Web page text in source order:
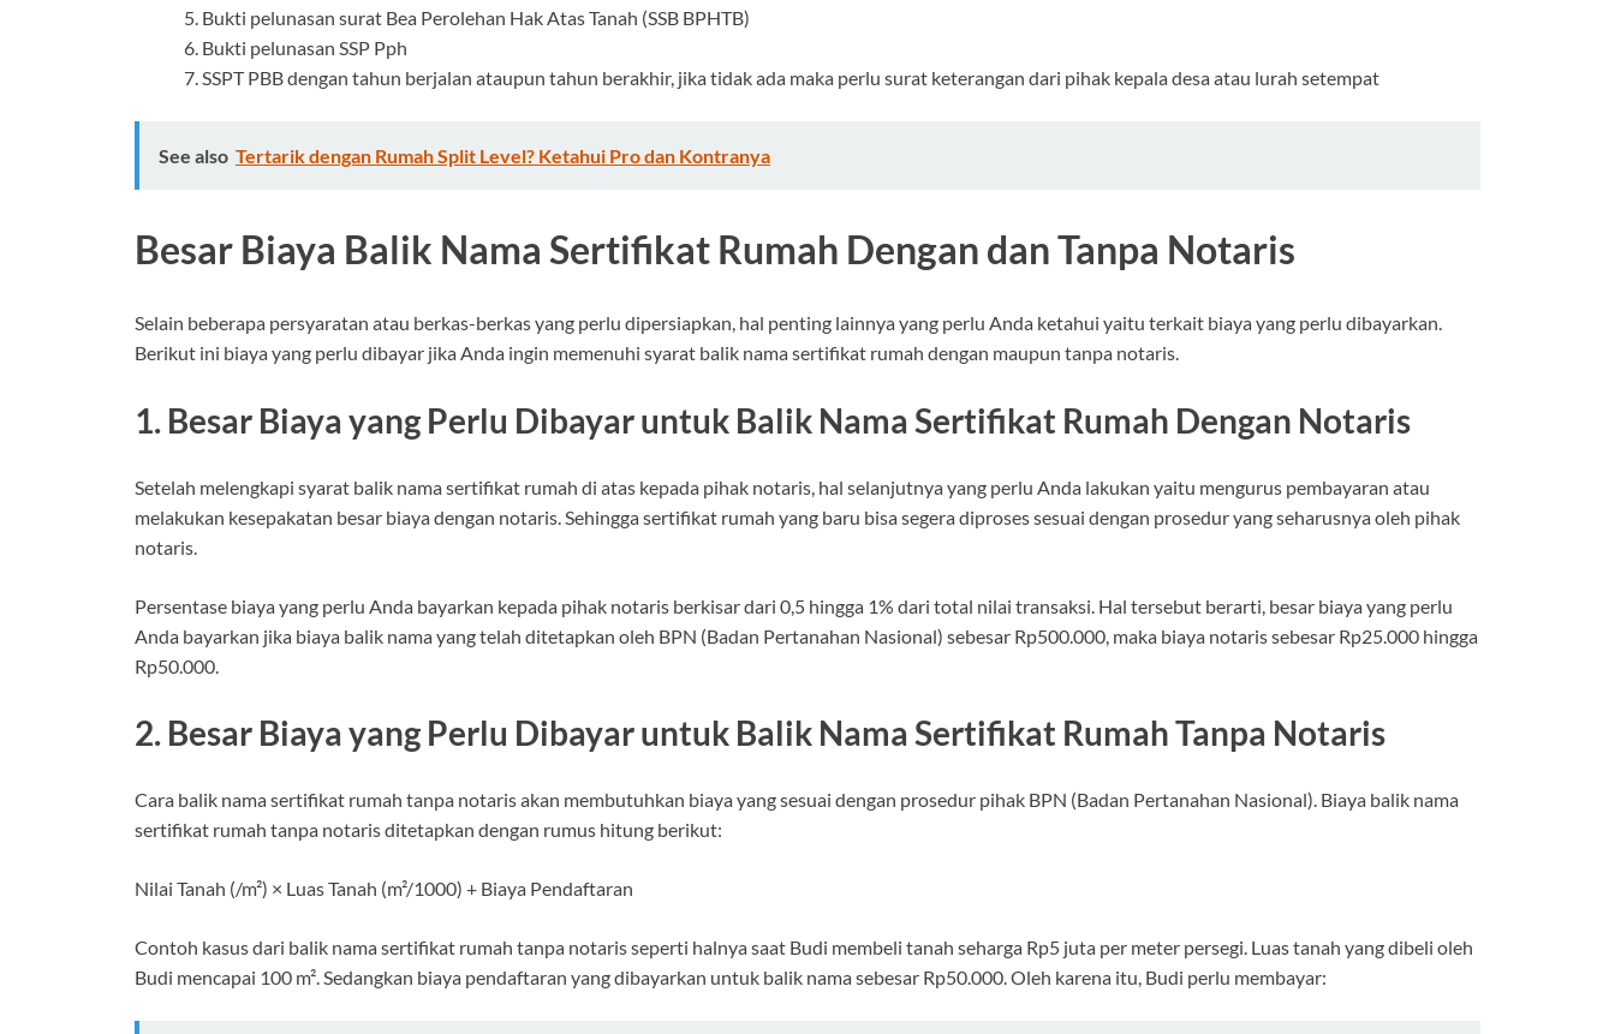
Bukti pelunasan surat Bea Perolehan Hak Atas Tanah (SSB BPHTB)
Bukti pelunasan SSP Pph
SSPT PBB dengan tahun berjalan ataupun tahun berakhir, jika tidak ada maka perlu surat keterangan dari pihak kepala desa atau lurah setempat
See also Tertarik dengan Rumah Split Level? Ketahui Pro dan Kontranya
Besar Biaya Balik Nama Sertifikat Rumah Dengan dan Tanpa Notaris
Selain beberapa persyaratan atau berkas-berkas yang perlu dipersiapkan, hal penting lainnya yang perlu Anda ketahui yaitu terkait biaya yang perlu dibayarkan.
Berikut ini biaya yang perlu dibayar jika Anda ingin memenuhi syarat balik nama sertifikat rumah dengan maupun tanpa notaris.
1. Besar Biaya yang Perlu Dibayar untuk Balik Nama Sertifikat Rumah Dengan Notaris
Setelah melengkapi syarat balik nama sertifikat rumah di atas kepada pihak notaris, hal selanjutnya yang perlu Anda lakukan yaitu mengurus pembayaran atau
melakukan kesepakatan besar biaya dengan notaris. Sehingga sertifikat rumah yang baru bisa segera diproses sesuai dengan prosedur yang seharusnya oleh pihak
notaris.
Persentase biaya yang perlu Anda bayarkan kepada pihak notaris berkisar dari 0,5 hingga 1% dari total nilai transaksi. Hal tersebut berarti, besar biaya yang perlu
Anda bayarkan jika biaya balik nama yang telah ditetapkan oleh BPN (Badan Pertanahan Nasional) sebesar Rp500.000, maka biaya notaris sebesar Rp25.000 hingga
Rp50.000.
2. Besar Biaya yang Perlu Dibayar untuk Balik Nama Sertifikat Rumah Tanpa Notaris
Cara balik nama sertifikat rumah tanpa notaris akan membutuhkan biaya yang sesuai dengan prosedur pihak BPN (Badan Pertanahan Nasional). Biaya balik nama
sertifikat rumah tanpa notaris ditetapkan dengan rumus hitung berikut:
Nilai Tanah (/m²) × Luas Tanah (m²/1000) + Biaya Pendaftaran
Contoh kasus dari balik nama sertifikat rumah tanpa notaris seperti halnya saat Budi membeli tanah seharga Rp5 juta per meter persegi. Luas tanah yang dibeli oleh
Budi mencapai 100 m². Sedangkan biaya pendaftaran yang dibayarkan untuk balik nama sebesar Rp50.000. Oleh karena itu, Budi perlu membayar: